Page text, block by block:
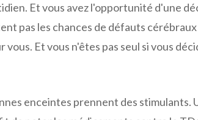
Et vous avez l'opportunité d'une
pas les chances de défauts
vous. Et vous n'êtes pas seul si vous
enceintes prennent des stimulants.